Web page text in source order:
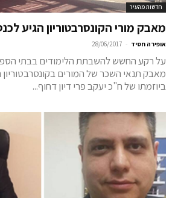
חדשות מהעיר
מאבק מורי הקונסרבטוריון הגיע
אופירה חסיד -
28/06/2017
על רקע החשש להשבתת הלימודים בבתי
מאבק תנאי השכר של המורים בקונסרבטוריון
ביוזמתו של ח"כ יעקב פרי דיון דחוף...